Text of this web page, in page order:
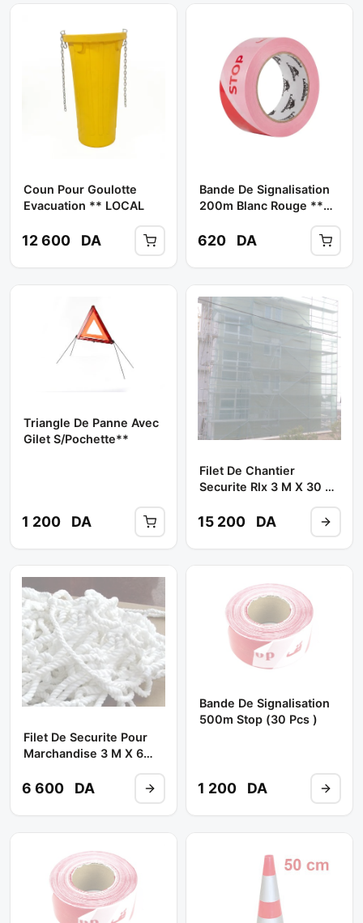
Coun Pour Goulotte
Evacuation ** LOCAL
12 600 DA
Bande De Signalisation
200m Blanc Rouge **
620 DA
Triangle De Panne Avec
Gilet S/pochette**
1 200 DA
Filet De Chantier
Securite Rlx 3 M X 30 M
15 200 DA
Filet De Securite Pour
Marchandise 3 M X 6
6 600 DA
Bande De Signalisation
500m Stop (30 Pcs )
1 200 DA